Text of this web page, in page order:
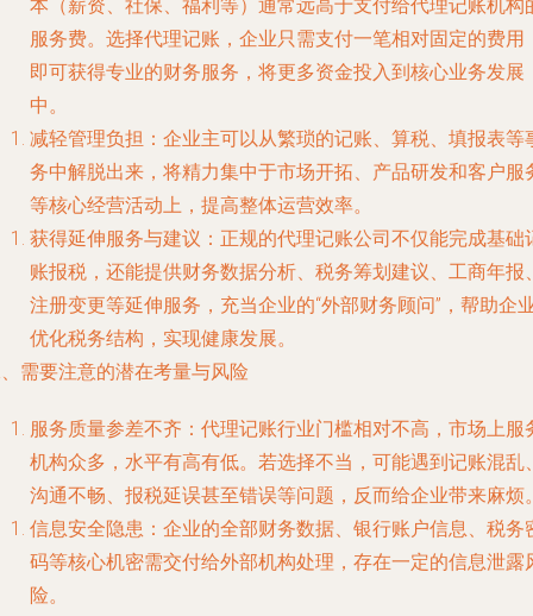
本（薪资、社保、福利等）通常远高于支付给代理记账机构
服务费。选择代理记账，企业只需支付一笔相对固定的费用
即可获得专业的财务服务，将更多资金投入到核心业务发展
中。
减轻管理负担 ：企业主可以从繁琐的记账、算税、填报表等
务中解脱出来，将精力集中于市场开拓、产品研发和客户服
等核心经营活动上，提高整体运营效率。
获得延伸服务与建议 ：正规的代理记账公司不仅能完成基础
账报税，还能提供财务数据分析、税务筹划建议、工商年报
注册变更等延伸服务，充当企业的“外部财务顾问”，帮助企
优化税务结构，实现健康发展。
需要注意的潜在考量与风险
服务质量参差不齐 ：代理记账行业门槛相对不高，市场上服
机构众多，水平有高有低。若选择不当，可能遇到记账混乱
沟通不畅、报税延误甚至错误等问题，反而给企业带来麻烦
信息安全隐患 ：企业的全部财务数据、银行账户信息、税务
码等核心机密需交付给外部机构处理，存在一定的信息泄露
险。